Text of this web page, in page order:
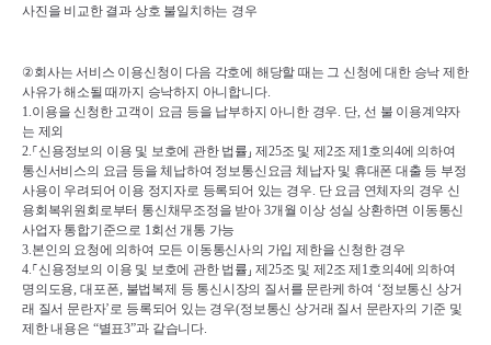
사진을 비교한 결과 상호 불일치하는 경우
②회사는 서비스 이용신청이 다음 각호에 해당할 때는 그 신청에 대한 승낙 제한
사유가 해소될 때까지 승낙하지 아니합니다.
1.이용을 신청한 고객이 요금 등을 납부하지 아니한 경우. 단, 선 불 이용계약자
는 제외
2.⸀신용정보의 이용 및 보호에 관한 법률 ⸥ 제 25조 및 제 2조 제 1호의 4에 의하여
통신서비스의 요금 등을 체납하여 정보통신요금 체납자 및 휴대폰 대출 등 부정
사용이 우려되어 이용 정지자로 등록되어 있는 경우. 단 요금 연체자의 경우 신
용회복위원회로부터 통신채무조정을 받아 3개월 이상 성실 상환하면 이동통신
사업자 통합기준으로 1회선 개통 가능
3.본인의 요청에 의하여 모든 이동통신사의 가입 제한을 신청한 경우
4.⸀신용정보의 이용 및 보호에 관한 법률 ⸥ 제 25조 및 제 2조 제 1호의 4에 의하여
명의도용, 대포폰, 불법복제 등 통신시장의 질서를 문란케 하여 ‘정보통신 상거
래 질서 문란자’로 등록되어 있는 경우(정보통신 상거래 질서 문란자의 기준 및
제한 내용은 “별표3”과 같습니다.